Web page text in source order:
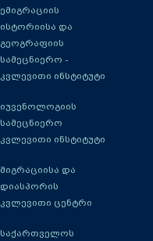
ემიგრაციის
ისტორიისა და
გეოგრაფიის
სამეცნიერო -
კვლევითი ინსტიტუტი
იუვენოლოგიის
სამეცნიერო
კვლევითი ინსტიტუტი
მიგრაციისა და
დიასპორის
კვლევითი ცენტრი
საქართველოს